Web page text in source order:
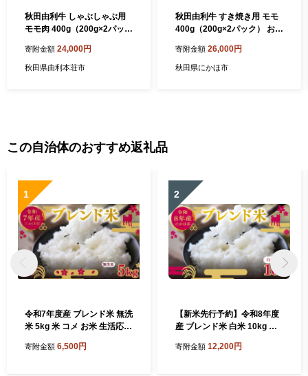
秋田由利牛 しゃぶしゃぶ用
モモ肉 400g（200g×2パッ
寄附金額 24,000円
秋田県由利本荘市
秋田由利牛 すき焼き用 モモ
400g（200g×2パック） お肉
寄附金額 26,000円
秋田県にかほ市
この自治体のおすすめ返礼品
1
令和7年度産 ブレンド米 無洗
米 5kg 米 コメ お米 生活応援
産 秋田 にかほ
寄附金額 6,500円
2
【新米先行予約】令和8年度
産 ブレンド米 白米 10kg 精
おこめ ご飯 ごはん 秋田県産
寄附金額 12,200円